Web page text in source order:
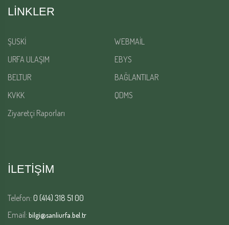
LINKLER
ŞUSKİ
WEBMAİL
URFA ULAŞIM
EBYS
BELTUR
BAĞLANTILAR
KVKK
QDMS
Ziyaretçi Raporları
İLETİŞİM
Telefon: 0 (414) 318 51 00
Email: bilgi@sanliurfa.bel.tr